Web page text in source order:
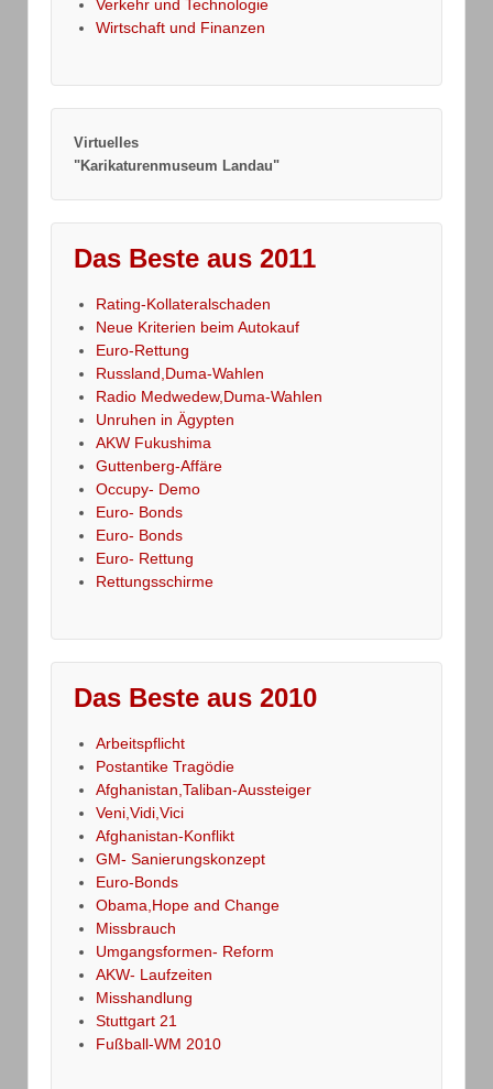
Verkehr und Technologie
Wirtschaft und Finanzen
Virtuelles
"Karikaturenmuseum Landau"
Das Beste aus 2011
Rating-Kollateralschaden
Neue Kriterien beim Autokauf
Euro-Rettung
Russland,Duma-Wahlen
Radio Medwedew,Duma-Wahlen
Unruhen in Ägypten
AKW Fukushima
Guttenberg-Affäre
Occupy- Demo
Euro- Bonds
Euro- Bonds
Euro- Rettung
Rettungsschirme
Das Beste aus 2010
Arbeitspflicht
Postantike Tragödie
Afghanistan,Taliban-Aussteiger
Veni,Vidi,Vici
Afghanistan-Konflikt
GM- Sanierungskonzept
Euro-Bonds
Obama,Hope and Change
Missbrauch
Umgangsformen- Reform
AKW- Laufzeiten
Misshandlung
Stuttgart 21
Fußball-WM 2010